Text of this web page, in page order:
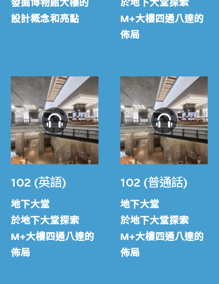
發掘博物館大樓的
設計概念和亮點
於地下大堂探索
M+大樓四通八達的
佈局
102 (英語)
地下大堂
於地下大堂探索
M+大樓四通八達的
佈局
102 (普通話)
地下大堂
於地下大堂探索
M+大樓四通八達的
佈局